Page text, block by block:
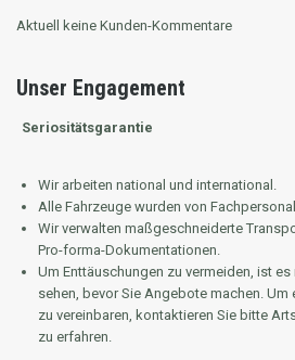
Aktuell keine Kunden-Kommentare
Unser Engagement
Seriositätsgarantie
Wir arbeiten national und international.
Alle Fahrzeuge wurden von
Wir verwalten maßgeschneiderte
Pro-forma-Dokumentationen.
Um Enttäuschungen zu vermeiden, ist
sehen, bevor Sie Angebote machen. Um
zu vereinbaren, kontaktieren Sie bitte
zu erfahren.